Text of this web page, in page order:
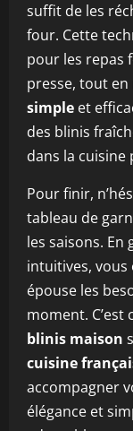
suffit de les
four. Cette
pour les repas
presse, tout
simple et
des blinis
dans la cuisine
Pour finir,
tableau de
les saisons. En
intuitives,
épouse les
moment. C’est
blinis maison
cuisine
accompagner
élégance et